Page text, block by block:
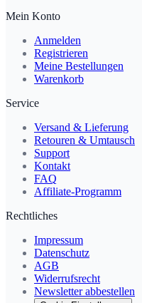
Mein Konto
Anmelden
Registrieren
Meine Bestellungen
Warenkorb
Service
Versand & Lieferung
Retouren & Umtausch
Support
Kontakt
FAQ
Affiliate-Programm
Rechtliches
Impressum
Datenschutz
AGB
Widerrufsrecht
Newsletter abbestellen